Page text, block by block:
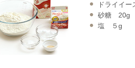
ドライイ
砂糖 20g
塩 ５g